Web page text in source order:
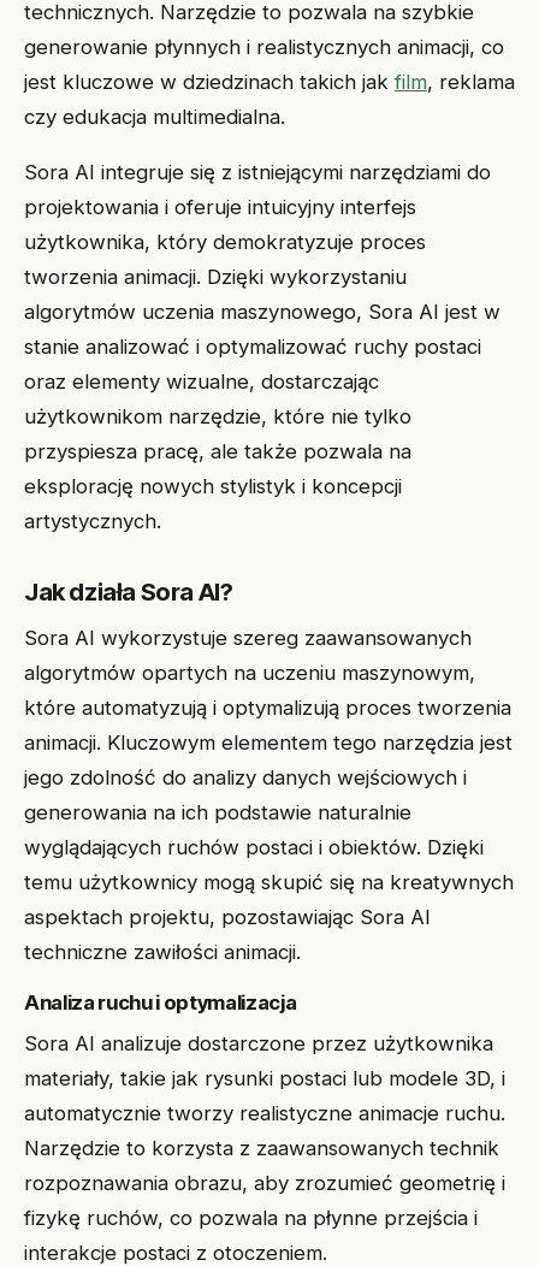
technicznych. Narzędzie to pozwala na szybkie
generowanie płynnych i realistycznych animacji, co
jest kluczowe w dziedzinach takich jakfilm, reklama
czy edukacja multimedialna.
Sora AI integruje się z istniejącymi narzędziami do
projektowania i oferuje intuicyjny interfejs
użytkownika, który demokratyzuje proces
tworzenia animacji. Dzięki wykorzystaniu
algorytmów uczenia maszynowego, Sora AI jest w
stanie analizować i optymalizować ruchy postaci
oraz elementy wizualne, dostarczając
użytkownikom narzędzie, które nie tylko
przyspiesza pracę, ale także pozwala na
eksplorację nowych stylistyk i koncepcji
artystycznych.
Jak działa Sora AI?
Sora AI wykorzystuje szereg zaawansowanych
algorytmów opartych na uczeniu maszynowym,
które automatyzują i optymalizują proces tworzenia
animacji. Kluczowym elementem tego narzędzia jest
jego zdolność do analizy danych wejściowych i
generowania na ich podstawie naturalnie
wyglądających ruchów postaci i obiektów. Dzięki
temu użytkownicy mogą skupić się na kreatywnych
aspektach projektu, pozostawiając Sora AI
techniczne zawiłości animacji.
Analiza ruchu i optymalizacja
Sora AI analizuje dostarczone przez użytkownika
materiały, takie jak rysunki postaci lub modele 3D, i
automatycznie tworzy realistyczne animacje ruchu.
Narzędzie to korzysta z zaawansowanych technik
rozpoznawania obrazu, aby zrozumieć geometrię i
fizykę ruchów, co pozwala na płynne przejścia i
interakcje postaci z otoczeniem.